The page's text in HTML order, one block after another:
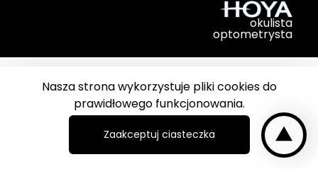
Nasza strona wykorzystuje pliki cookies do
prawidłowego funkcjonowania.
Zaakceptuj ciasteczka
okulista
optometrysta